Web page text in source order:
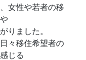
女性や若者の移
りました。
々移住希望者の
じる